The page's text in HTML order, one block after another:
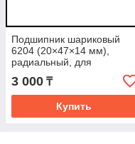
Подшипник шариковый
6204 (20×47×14 мм),
радиальный, для
электроинструмента и
техники
3 000 ₸
Купить